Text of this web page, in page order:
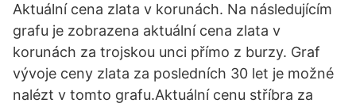
Aktuální cena zlata v korunách. Na následujícím
grafu je zobrazena aktuální cena zlata v
korunách za trojskou unci přímo z burzy. Graf
vývoje ceny zlata za posledních 30 let je možné
nalézt v tomto grafu.Aktuální cenu stříbra za